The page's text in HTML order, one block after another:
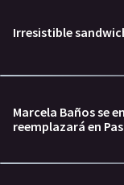
Irresistible
Marcela Baños se
reemplazará en